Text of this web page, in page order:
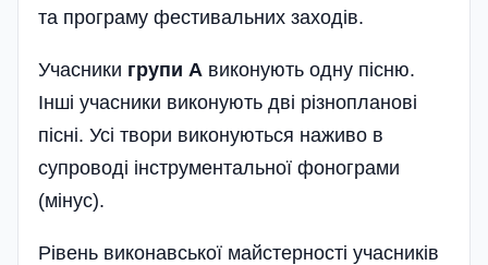
та програму фестивальних заходів.
Учасники групи А виконують одну пісню.
Інші учасники виконують дві різнопланові
пісні. Усі твори виконуються наживо в
супроводі інструментальної фонограми
(мінус).
Рівень виконавської майстерності учасників